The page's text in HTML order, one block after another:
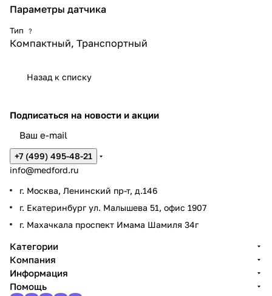
Параметры датчика
Тип ?
Компактный, Транспортный
Назад к списку
Подписаться на новости и акции
+7 (499) 495-48-21
info@medford.ru
г. Москва, Ленинский пр-т, д.146
г. Екатеринбург ул. Малышева 51, офис 1907
г. Махачкала проспект Имама Шамиля 34г
Категории
Компания
Информация
Помощь